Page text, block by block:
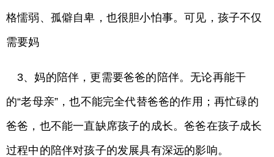
格懦弱、孤僻自卑，也很胆小怕事。可见，孩子不仅
需要妈
3、妈的陪伴，更需要爸爸的陪伴。无论再能干
的“老母亲”，也不能完全代替爸爸的作用；再忙碌的
爸爸，也不能一直缺席孩子的成长。爸爸在孩子成长
过程中的陪伴对孩子的发展具有深远的影响。